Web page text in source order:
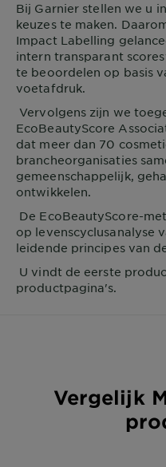
Bij Garnier stellen we u
keuzes te maken.
Impact Labelling
intern transparant
te beoordelen op basis
voetafdruk.
Vervolgens zijn we
EcoBeautyScore
dat meer dan 70
brancheorganisaties
gemeenschappelijk,
ontwikkelen.
De EcoBeautyScore-
op levenscyclusanalyse
leidende principes van
U vindt de eerste
productpagina's.
Vergelijk